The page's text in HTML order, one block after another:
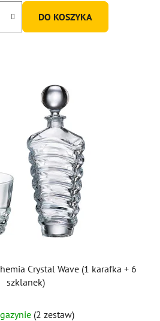
DO KOSZYKA
Crystal Wave (1 karafka + 6
szklanek)
(2 zestaw)